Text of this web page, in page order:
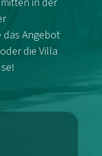
das Angebot
die Villa